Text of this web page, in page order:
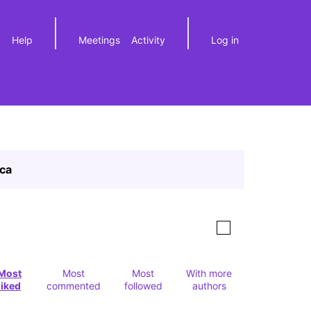
Elegir el idiomaChoose language
Help Meetings Activity Log in
Most
commented
Most
followed
With more
authors